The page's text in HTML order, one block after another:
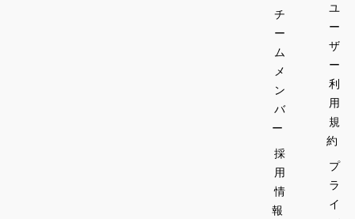
チ
ー
ム
メ
ン
バ
ー
採
用
情
報
ユ
ー
ザ
ー
利
用
規
約
プ
ラ
イ